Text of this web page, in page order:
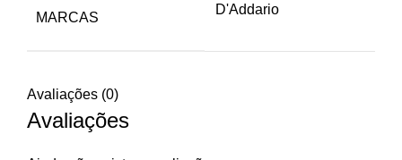
MARCAS
D'Addario
Avaliações (0)
Avaliações